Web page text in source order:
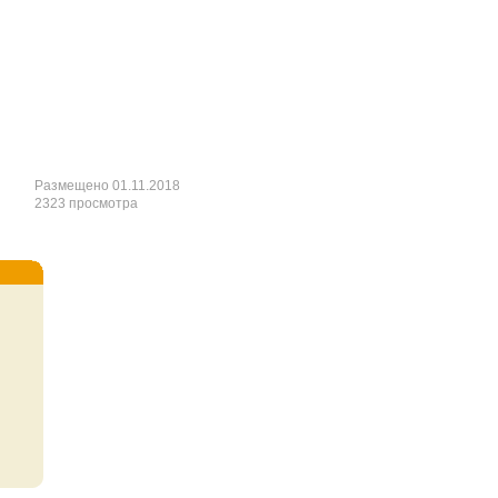
Размещено 01.11.2018
2323 просмотра